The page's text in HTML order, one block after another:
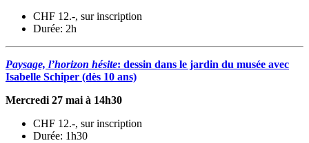
CHF 12.-, sur inscription
Durée: 2h
Paysage, l’horizon hésite: dessin dans le jardin du musée avec
Isabelle Schiper (dès 10 ans)
Mercredi 27 mai à 14h30
CHF 12.-, sur inscription
Durée: 1h30